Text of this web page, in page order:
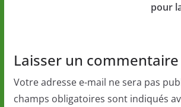
pour
Laisser un commentaire
Votre adresse e-mail ne sera pas
champs obligatoires sont indiqués